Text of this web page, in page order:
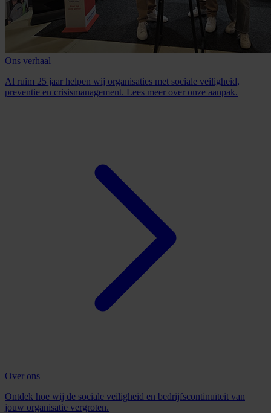
Ons verhaal
Al ruim 25 jaar helpen wij organisaties met sociale veiligheid,
preventie en crisismanagement. Lees meer over onze aanpak.
Over ons
Ontdek hoe wij de sociale veiligheid en bedrijfscontinuïteit van
jouw organisatie vergroten.